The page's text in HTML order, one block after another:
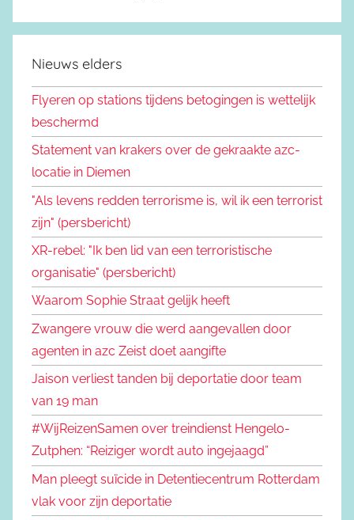
Nieuws elders
Flyeren op stations tijdens betogingen is wettelijk
beschermd
Statement van krakers over de gekraakte azc-
locatie in Diemen
"Als levens redden terrorisme is, wil ik een terrorist
zijn" (persbericht)
XR-rebel: "Ik ben lid van een terroristische
organisatie" (persbericht)
Waarom Sophie Straat gelijk heeft
Zwangere vrouw die werd aangevallen door
agenten in azc Zeist doet aangifte
Jaison verliest tanden bij deportatie door team
van 19 man
#WijReizenSamen over treindienst Hengelo-
Zutphen: “Reiziger wordt auto ingejaagd”
Man pleegt suïcide in Detentiecentrum Rotterdam
vlak voor zijn deportatie